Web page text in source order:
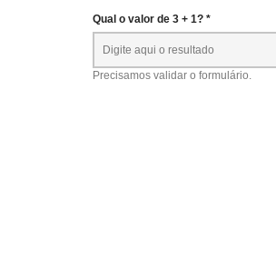
Qual o valor de 3 + 1? *
Precisamos validar o formulário.